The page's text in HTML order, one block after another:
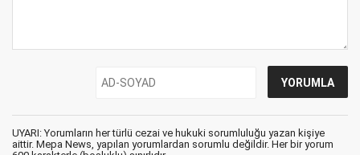
UYARI: Yorumların her türlü cezai ve hukuki sorumluluğu yazan kişiye
aittir. Mepa News, yapılan yorumlardan sorumlu değildir. Her bir yorum